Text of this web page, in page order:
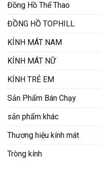
Đồng Hồ Thể Thao
ĐỒNG HỒ TOPHILL
KÍNH MÁT NAM
KÍNH MÁT NỮ
KÍNH TRẺ EM
Sản Phẩm Bán Chạy
sản phẩm khác
Thương hiệu kính mát
Tròng kính